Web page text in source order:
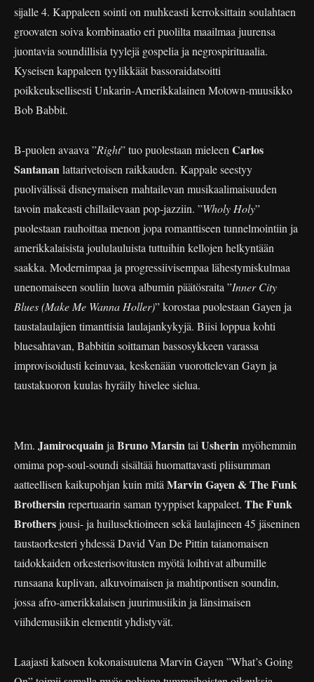
sijalle 4. Kappaleen sointi on muhkeasti kerroksittain soulahtaen
groovaten soiva kombinaatio eri puolilta maailmaa juurensa
juontavia soundillisia tyylejä gospelia ja negrospirituaalia.
Kyseisen kappaleen tyylikkäät bassoraidatsoitti
poikkeuksellisesti Unkarin-Amerikkalainen Motown-muusikko
Bob Babbit.
B-puolen avaava ”Right” tuo puolestaan mieleen Carlos
Santanan lattarivetoisen raikkauden. Kappale seestyy
puolivälissä disneymaisen mahtailevan musikaalimaisuuden
tavoin makeasti chillailevaan pop-jazziin. ”Wholy Holy”
puolestaan rauhoittaa menon jopa romanttiseen tunnelmointiin ja
amerikkalaisista joululauluista tuttuihin kellojen helkyntään
saakka. Modernimpaa ja progressiivisempaa lähestymiskulmaa
unenomaiseen souliin luova albumin päätösraita ”Inner City
Blues (Make Me Wanna Holler)” korostaa puolestaan Gayen ja
taustalaulajien timanttisia laulajankykyjä. Biisi loppua kohti
bluesahtavan, Babbitin soittaman bassosykkeen varassa
improvisoidusti keinuvaa, keskenään vuorottelevan Gayn ja
taustakuoron kuulas hyräily hivelee sielua.
Mm. Jamirocquain ja Bruno Marsin tai Usherin myöhemmin
omima pop-soul-soundi sisältää huomattavasti pliisumman
aatteellisen kaikupohjan kuin mitä Marvin Gayen & The Funk
Brothersin repertuaarin saman tyyppiset kappaleet. The Funk
Brothersjousi- ja huilusektioineen sekä laulajineen 45 jäseninen
taustaorkesteri yhdessä David Van De Pittin taianomaisen
taidokkaiden orkesterisovitusten myötä loihtivat albumille
runsaana kuplivan, alkuvoimaisen ja mahtipontisen soundin,
jossa afro-amerikkalaisen juurimusiikin ja länsimaisen
viihdemusiikin elementit yhdistyvät.
Laajasti katsoen kokonaisuutena Marvin Gayen ”What’s Going